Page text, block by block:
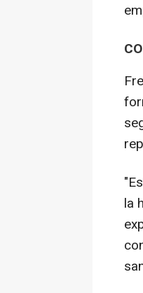
la